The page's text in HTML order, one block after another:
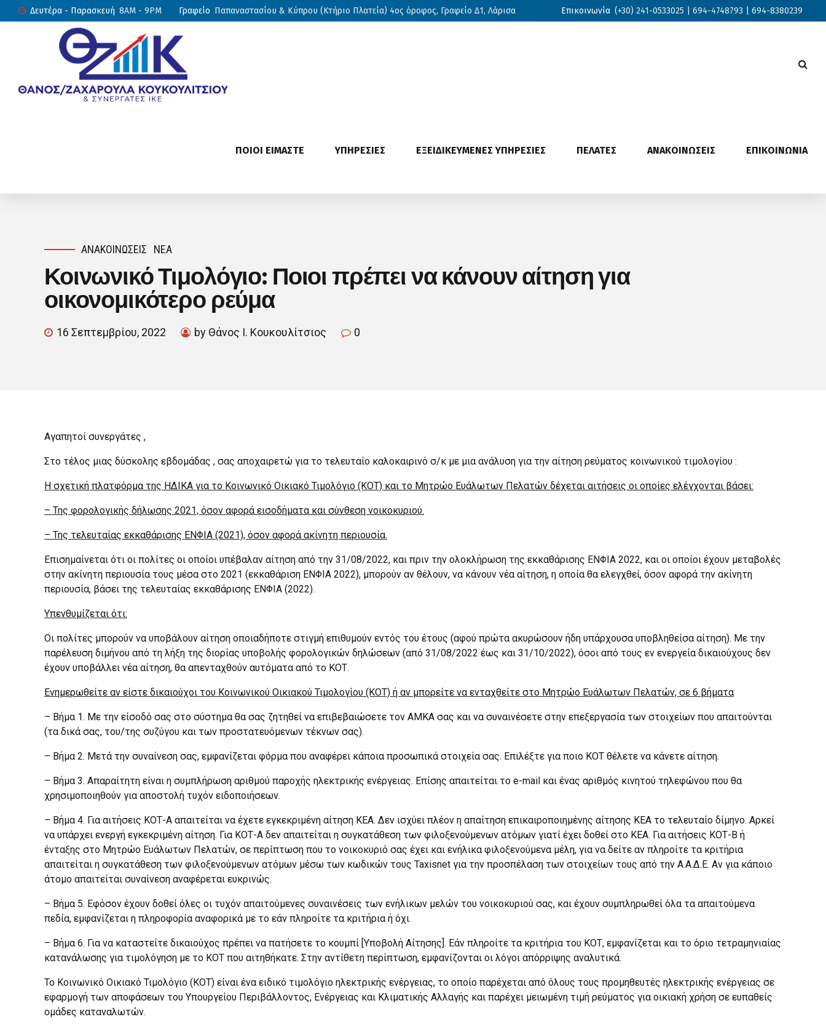
Δευτέρα - Παρασκευή 8AM - 9PM Γραφείο Παπαναστασίου & Κύπρου (Κτήριο Πλατεία) 4ος όροφος, Γραφείο Δ1, Λάρισα Επικοινωνία (+30) 241-0533025 | 694-4748793 | 694-8380239
ΠΟΙΟΙ ΕΙΜΑΣΤΕ ΥΠΗΡΕΣΙΕΣ ΕΞΕΙΔΙΚΕΥΜΕΝΕΣ ΥΠΗΡΕΣΙΕΣ ΠΕΛΑΤΕΣ ΑΝΑΚΟΙΝΩΣΕΙΣ ΕΠΙΚΟΙΝΩΝΙΑ
ΑΝΑΚΟΙΝΏΣΕΙΣ ΝΈΑ
Κοινωνικό Τιμολόγιο: Ποιοι πρέπει να κάνουν αίτηση για
οικονομικότερο ρεύμα
16 Σεπτεμβρίου, 2022 by Θάνος Ι. Κουκουλίτσιος 0
Αγαπητοί συνεργάτες ,
Στο τέλος μιας δύσκολης εβδομάδας , σας αποχαιρετώ για το τελευταίο καλοκαιρινό σ/κ με μια ανάλυση για την αίτηση ρεύματος κοινωνικού τιμολογίου :
Η σχετική πλατφόρμα της ΗΔΙΚΑ για το Κοινωνικό Οικιακό Τιμολόγιο (ΚΟΤ) και το Μητρώο Ευάλωτων Πελατών δέχεται αιτήσεις οι οποίες ελέγχονται βάσει:
– Της φορολογικής δήλωσης 2021, όσον αφορά εισοδήματα και σύνθεση νοικοκυριού.
– Της τελευταίας εκκαθάρισης ΕΝΦΙΑ (2021), όσον αφορά ακίνητη περιουσία.
Επισημαίνεται ότι οι πολίτες οι οποίοι υπέβαλαν αίτηση από την 31/08/2022, και πριν την ολοκλήρωση της εκκαθάρισης ΕΝΦΙΑ 2022, και οι οποίοι έχουν μεταβολές
στην ακίνητη περιουσία τους μέσα στο 2021 (εκκαθάριση ΕΝΦΙΑ 2022), μπορούν αν θέλουν, να κάνουν νέα αίτηση, η οποία θα ελεγχθεί, όσον αφορά την ακίνητη
περιουσία, βάσει της τελευταίας εκκαθάρισης ΕΝΦΙΑ (2022).
Υπενθυμίζεται ότι:
Οι πολίτες μπορούν να υποβάλουν αίτηση οποιαδήποτε στιγμή επιθυμούν εντός του έτους (αφού πρώτα ακυρώσουν ήδη υπάρχουσα υποβληθείσα αίτηση). Με την
παρέλευση διμήνου από τη λήξη της διορίας υποβολής φορολογικών δηλώσεων (από 31/08/2022 έως και 31/10/2022), όσοι από τους εν ενεργεία δικαιούχους δεν
έχουν υποβάλλει νέα αίτηση, θα απενταχθούν αυτόματα από το ΚΟΤ.
Ενημερωθείτε αν είστε δικαιούχοι του Κοινωνικού Οικιακού Τιμολογίου (ΚΟΤ) ή αν μπορείτε να ενταχθείτε στο Μητρώο Ευάλωτων Πελατών, σε 6 βήματα
– Βήμα 1. Με την είσοδό σας στο σύστημα θα σας ζητηθεί να επιβεβαιώσετε τον ΑΜΚΑ σας και να συναινέσετε στην επεξεργασία των στοιχείων που απαιτούνται
(τα δικά σας, του/της συζύγου και των προστατευόμενων τέκνων σας).
– Βήμα 2. Μετά την συναίνεση σας, εμφανίζεται φόρμα που αναφέρει κάποια προσωπικά στοιχεία σας. Επιλέξτε για ποιο ΚΟΤ θέλετε να κάνετε αίτηση.
– Βήμα 3. Απαραίτητη είναι η συμπλήρωση αριθμού παροχής ηλεκτρικής ενέργειας. Επίσης απαιτείται το e-mail και ένας αριθμός κινητού τηλεφώνου που θα
χρησιμοποιηθούν για αποστολή τυχόν ειδοποιήσεων.
– Βήμα 4. Για αιτήσεις ΚΟΤ-Α απαιτείται να έχετε εγκεκριμένη αίτηση ΚΕΑ. Δεν ισχύει πλέον η απαίτηση επικαιροποιημένης αίτησης ΚΕΑ το τελευταίο δίμηνο. Αρκεί
να υπάρχει ενεργή εγκεκριμένη αίτηση. Για ΚΟΤ-Α δεν απαιτείται η συγκατάθεση των φιλοξενούμενων ατόμων γιατί έχει δοθεί στο ΚΕΑ. Για αιτήσεις ΚΟΤ-Β ή
ένταξης στο Μητρώο Ευάλωτων Πελατών, σε περίπτωση που το νοικοκυριό σας έχει και ενήλικα φιλοξενούμενα μέλη, για να δείτε αν πληροίτε τα κριτήρια
απαιτείται η συγκατάθεση των φιλοξενούμενων ατόμων μέσω των κωδικών τους Taxisnet για την προσπέλαση των στοιχείων τους από την Α.Α.Δ.Ε. Αν για κάποιο
άτομο απαιτείται συναίνεση αναφέρεται ευκρινώς.
– Βήμα 5. Εφόσον έχουν δοθεί όλες οι τυχόν απαιτούμενες συναινέσεις των ενήλικων μελών του νοικοκυριού σας, και έχουν συμπληρωθεί όλα τα απαιτούμενα
πεδία, εμφανίζεται η πληροφορία αναφορικά με το εάν πληροίτε τα κριτήρια ή όχι.
– Βήμα 6. Για να καταστείτε δικαιούχος πρέπει να πατήσετε το κουμπί [Υποβολή Αίτησης]. Εάν πληροίτε τα κριτήρια του ΚΟΤ, εμφανίζεται και το όριο τετραμηνιαίας
κατανάλωσης για τιμολόγηση με το ΚΟΤ που αιτηθήκατε. Στην αντίθετη περίπτωση, εμφανίζονται οι λόγοι απόρριψης αναλυτικά.
Το Κοινωνικό Οικιακό Τιμολόγιο (ΚΟΤ) είναι ένα ειδικό τιμολόγιο ηλεκτρικής ενέργειας, το οποίο παρέχεται από όλους τους προμηθευτές ηλεκτρικής ενέργειας σε
εφαρμογή των αποφάσεων του Υπουργείου Περιβάλλοντος, Ενέργειας και Κλιματικής Αλλαγής και παρέχει μειωμένη τιμή ρεύματος για οικιακή χρήση σε ευπαθείς
ομάδες καταναλωτών.